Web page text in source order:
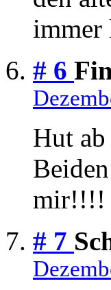
immer
# 6
Hut
mir!!!!
# 7